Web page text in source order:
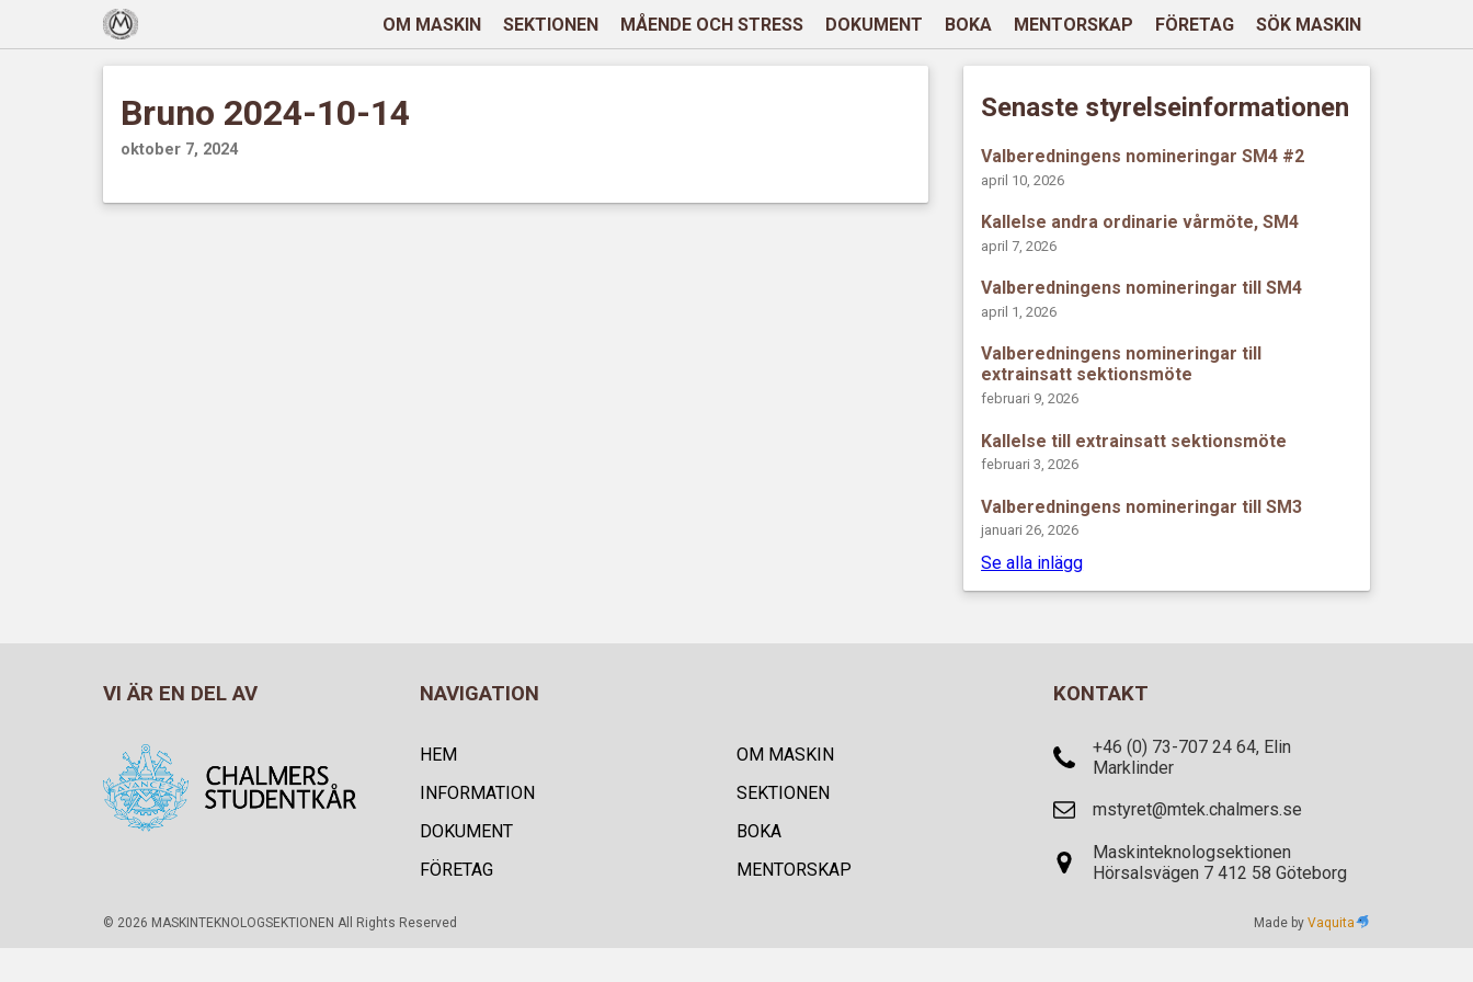
OM MASKIN SEKTIONEN MÅENDE OCH STRESS DOKUMENT BOKA MENTORSKAP FÖRETAG SÖK MASKIN
Bruno 2024-10-14
oktober 7, 2024
Senaste styrelseinformationen
Valberedningens nomineringar SM4 #2
april 10, 2026
Kallelse andra ordinarie vårmöte, SM4
april 7, 2026
Valberedningens nomineringar till SM4
april 1, 2026
Valberedningens nomineringar till
extrainsatt sektionsmöte
februari 9, 2026
Kallelse till extrainsatt sektionsmöte
februari 3, 2026
Valberedningens nomineringar till SM3
januari 26, 2026
Se alla inlägg
VI ÄR EN DEL AV NAVIGATION
HEM
OM MASKIN
INFORMATION
SEKTIONEN
DOKUMENT
BOKA
FÖRETAG
MENTORSKAP
KONTAKT
+46 (0) 73-707 24 64, Elin
Marklinder
mstyret@mtek.chalmers.se
Maskinteknologsektionen
Hörsalsvägen 7 412 58 Göteborg
© 2026 MASKINTEKNOLOGSEKTIONEN All Rights Reserved Made byVaquita